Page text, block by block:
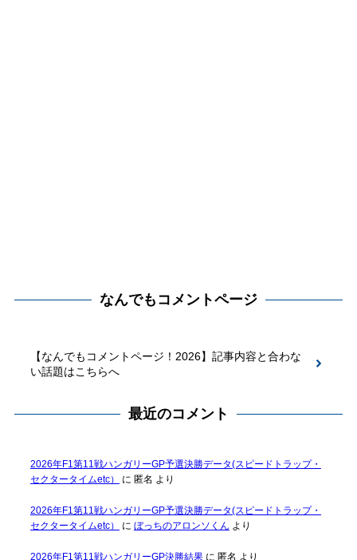
なんでもコメントページ
【なんでもコメントページ！2026】記事内容と合わな
い話題はこちらへ
最近のコメント
2026年F1第11戦ハンガリーGP予選決勝データ(スピードトラップ・
セクタータイムetc）
に 匿名 より
2026年F1第11戦ハンガリーGP予選決勝データ(スピードトラップ・
セクタータイムetc）
に ぼっちのアロンソくん より
2026年F1第11戦ハンガリーGP決勝結果に 匿名 より